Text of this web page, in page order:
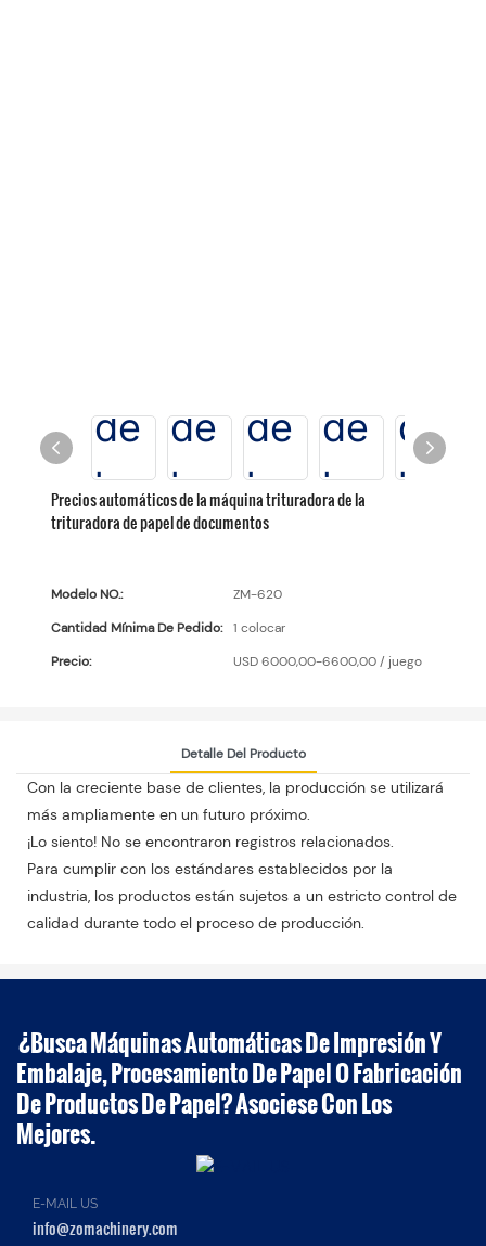
Precios automáticos de la máquina trituradora de la
trituradora de papel de documentos
Modelo NO.:
ZM-620
Cantidad Mínima De Pedido:
1 colocar
Precio:
USD 6000,00-6600,00 / juego
Detalle Del Producto
Con la creciente base de clientes, la producción se utilizará
más ampliamente en un futuro próximo.
¡Lo siento! No se encontraron registros relacionados.
Para cumplir con los estándares establecidos por la
industria, los productos están sujetos a un estricto control de
calidad durante todo el proceso de producción.
¿Busca Máquinas Automáticas De Impresión Y
Embalaje, Procesamiento De Papel O Fabricación
De Productos De Papel? Asociese Con Los
Mejores.
E-MAIL US
info@zomachinery.com